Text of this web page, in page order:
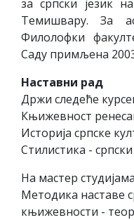
за српски језик
Темишвару. За
Филолофки
Саду примљена
Нaстaвни рaд
Држи следеће
Књижевност
Историја српске
Стилистика - српски
На мастер
Методика наставе
књижевности -